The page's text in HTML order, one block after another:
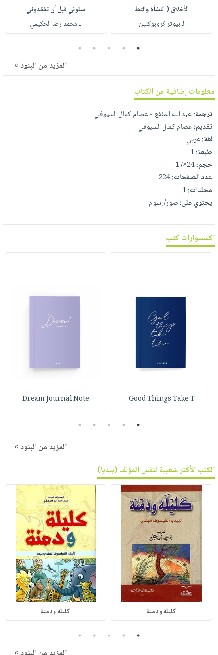
صابون
أطفال
مناسبات
فيديوهات
أسئلة
يتكرر
نيل
وفرات
كتابك
تواصل
معنا
التسوق
الأخلاق ( النشأة والتط
لـ بيوتر كروبوكتين
سلوني قبل أن تفقدوني
لـ محمد رضا الحكيمي
1
2
3
4
5
المزيد من البنود »
معلومات إضافية عن الكتاب
ترجمة:عبد الله المقفع - عصام كمال السيوفي
تقديم:عصام كمال السيوفي
لغة:عربي
طبعة:1
حجم:24×17
عدد الصفحات:224
مجلدات:1
يحتوي على:صور/رسوم
اكسسوارات كتب
Good Things Take T
Dream Journal Note
1
2
3
4
5
المزيد من البنود »
الكتب الأكثر شعبية لنفس المؤلف (بيدبا)
كليلة ودمنة كليلة ودمنة
1
2
3
4
5